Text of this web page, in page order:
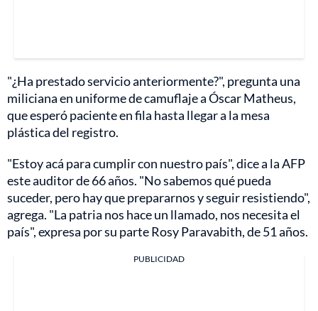
"¿Ha prestado servicio anteriormente?", pregunta una
miliciana en uniforme de camuflaje a Óscar Matheus,
que esperó paciente en fila hasta llegar a la mesa
plástica del registro.
"Estoy acá para cumplir con nuestro país", dice a la AFP
este auditor de 66 años. "No sabemos qué pueda
suceder, pero hay que prepararnos y seguir resistiendo",
agrega. "La patria nos hace un llamado, nos necesita el
país", expresa por su parte Rosy Paravabith, de 51 años.
PUBLICIDAD